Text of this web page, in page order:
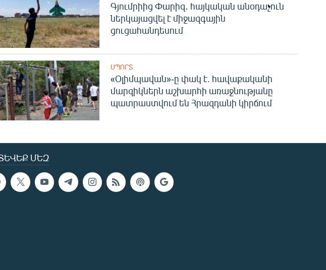
Գյումրիից Փարիզ․ հայկական անօդաչուն
ներկայացվել է միջազգային
ցուցահանդեսում
ՍՊՈՐՏ
«Օլիմպավան»-ը փակ է. հավաքականի
մարզիկներն աշխարհի առաջնությանը
պատրաստվում են Հրազդանի կիրճում
ՄԵԶ